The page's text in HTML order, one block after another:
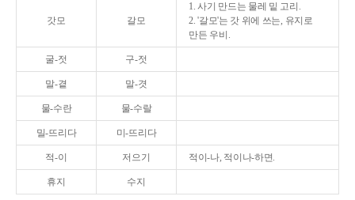
갓모 갈모
1. 사기 만드는 물레 밑 고리.
2. '갈모'는 갓 위에 쓰는, 유지로
만든 우비.
굴-젓 구-젓
말-곁 말-겻
물-수란 물-수랄
밀-뜨리다 미-뜨리다
적-이 저으기 적이-나, 적이나-하면.
휴지 수지